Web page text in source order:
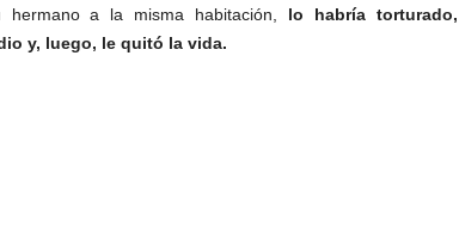
a la misma habitación, lo habría torturado,
y, luego, le quitó la vida.